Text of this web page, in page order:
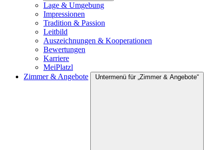
Lage & Umgebung
Impressionen
Tradition & Passion
Leitbild
Auszeichnungen & Kooperationen
Bewertungen
Karriere
MeiPlatzl
Zimmer & Angebote
Untermenü für „Zimmer & Angebote“